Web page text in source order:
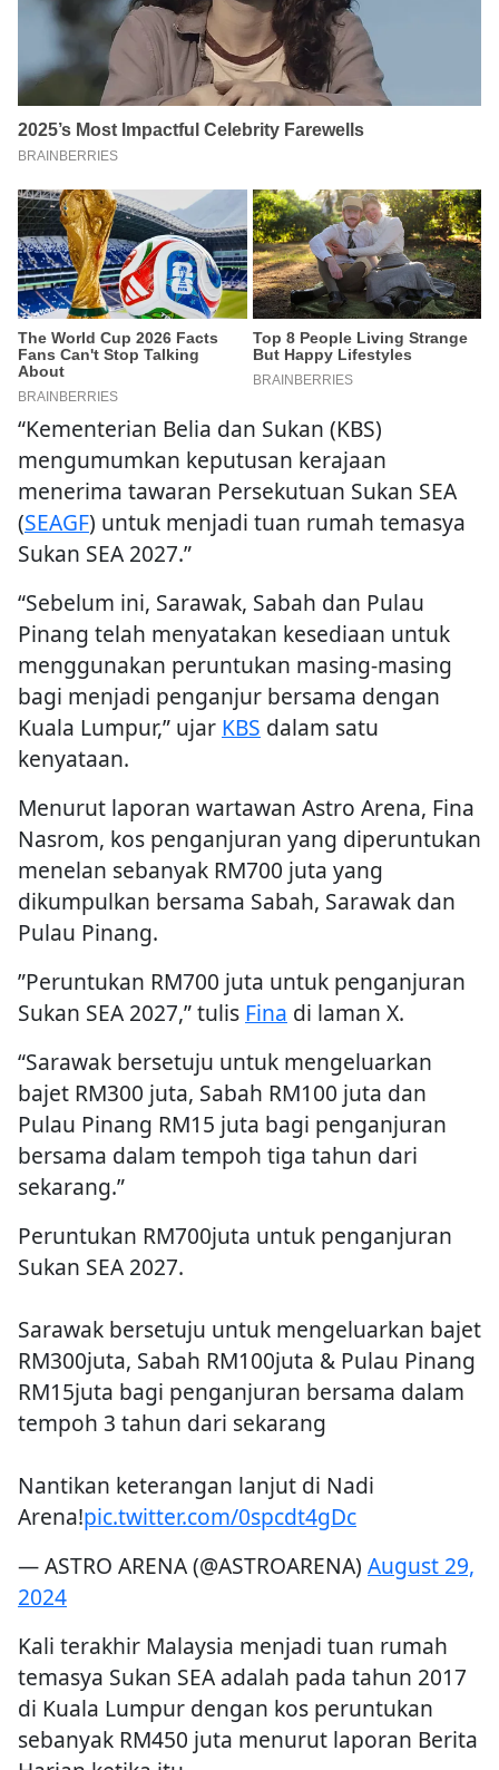
“Kementerian Belia dan Sukan (KBS)
mengumumkan keputusan kerajaan
menerima tawaran Persekutuan Sukan SEA
(SEAGF) untuk menjadi tuan rumah temasya
Sukan SEA 2027.”
“Sebelum ini, Sarawak, Sabah dan Pulau
Pinang telah menyatakan kesediaan untuk
menggunakan peruntukan masing-masing
bagi menjadi penganjur bersama dengan
Kuala Lumpur,” ujar KBS dalam satu
kenyataan.
Menurut laporan wartawan Astro Arena, Fina
Nasrom, kos penganjuran yang diperuntukan
menelan sebanyak RM700 juta yang
dikumpulkan bersama Sabah, Sarawak dan
Pulau Pinang.
”Peruntukan RM700 juta untuk penganjuran
Sukan SEA 2027,” tulis Fina di laman X.
“Sarawak bersetuju untuk mengeluarkan
bajet RM300 juta, Sabah RM100 juta dan
Pulau Pinang RM15 juta bagi penganjuran
bersama dalam tempoh tiga tahun dari
sekarang.”
Peruntukan RM700juta untuk penganjuran
Sukan SEA 2027.
Sarawak bersetuju untuk mengeluarkan bajet
RM300juta, Sabah RM100juta & Pulau Pinang
RM15juta bagi penganjuran bersama dalam
tempoh 3 tahun dari sekarang
Nantikan keterangan lanjut di Nadi
Arena!pic.twitter.com/0spcdt4gDc
— ASTRO ARENA (@ASTROARENA) August 29,
2024
Kali terakhir Malaysia menjadi tuan rumah
temasya Sukan SEA adalah pada tahun 2017
di Kuala Lumpur dengan kos peruntukan
sebanyak RM450 juta menurut laporan Berita